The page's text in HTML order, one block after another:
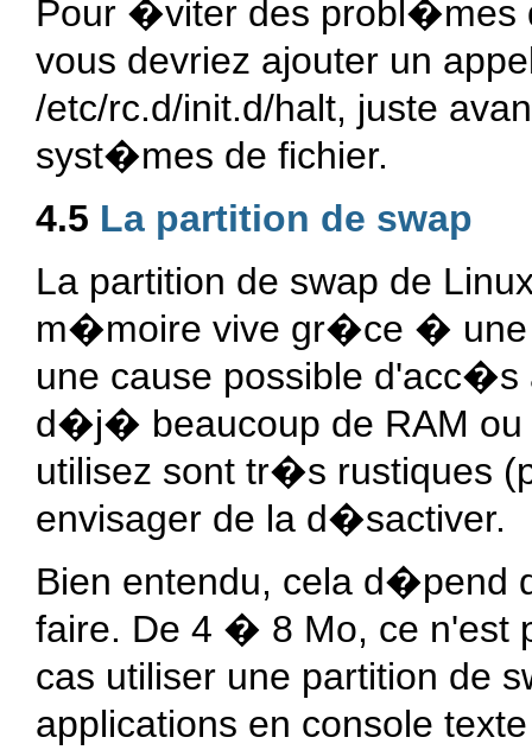
Pour �viter des probl�mes
vous devriez ajouter un
/etc/rc.d/init.d/halt, juste
syst�mes de fichier.
4.5 La partition de swap
La partition de swap de
m�moire vive gr�ce � une
une cause possible d'acc�s
d�j� beaucoup de RAM ou
utilisez sont tr�s rustiques
envisager de la d�sactiver.
Bien entendu, cela d�pend
faire. De 4 � 8 Mo, ce n'est
cas utiliser une partition de
applications en console